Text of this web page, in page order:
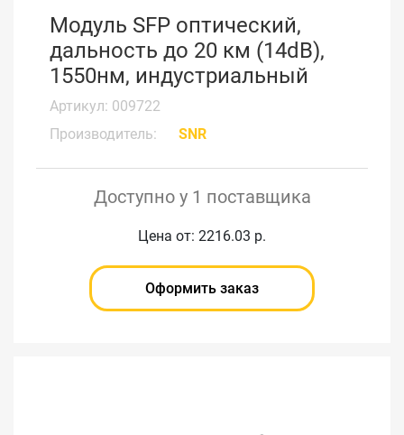
Модуль SFP оптический,
дальность до 20 км (14dB),
1550нм, индустриальный
Артикул: 009722
Производитель:
SNR
Доступно у 1 поставщика
Цена от: 2216.03 р.
Оформить заказ